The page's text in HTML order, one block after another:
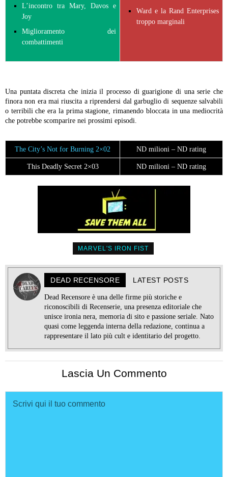
L’incontro tra Mary, Davos e
Joy
Miglioramento dei
combattimenti
Ward e la Rand Enterprises
troppo marginali
Una puntata discreta che inizia il processo di guarigione di una serie che
finora non era mai riuscita a riprendersi dal garbuglio di sequenze salvabili
o terribili che era la prima stagione, rimanendo bloccata in una mediocrità
che potrebbe scomparire nei prossimi episodi.
The City’s Not for Burning 2×02 ND milioni – ND rating
This Deadly Secret 2×03 ND milioni – ND rating
MARVEL'S IRON FIST
DEAD RECENSORE LATEST POSTS
Dead Recensore è una delle firme più storiche e
riconoscibili di Recenserie, una presenza editoriale che
unisce ironia nera, memoria di sito e passione seriale. Nato
quasi come leggenda interna della redazione, continua a
rappresentare il lato più cult e identitario del progetto.
Lascia Un Commento